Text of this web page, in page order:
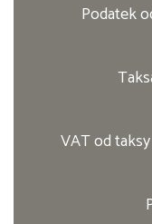
Podatek
VAT od